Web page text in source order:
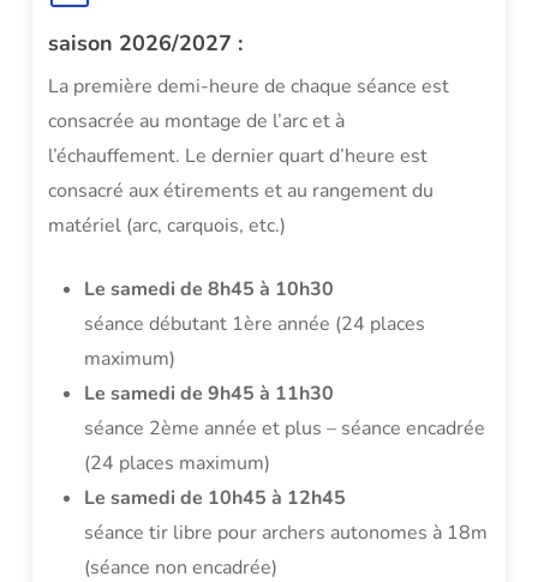
saison 2026/2027 :
La première demi-heure de chaque séance est
consacrée au montage de l’arc et à
l’échauffement. Le dernier quart d’heure est
consacré aux étirements et au rangement du
matériel (arc, carquois, etc.)
Le samedi de 8h45 à 10h30
séance débutant 1ère année (24 places
maximum)
Le samedi de 9h45 à 11h30
séance 2ème année et plus – séance encadrée
(24 places maximum)
Le samedi de 10h45 à 12h45
séance tir libre pour archers autonomes à 18m
(séance non encadrée)